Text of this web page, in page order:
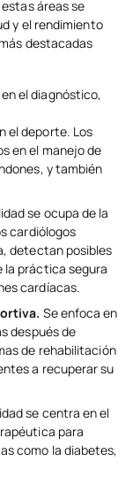
áreas se
y el rendimiento
destacadas
el diagnóstico,
el deporte. Los
en el manejo de
y también
se ocupa de la
cardiólogos
detectan posibles
la práctica segura
cardíacas.
Se enfoca en
después de
de rehabilitación
a recuperar su
se centra en el
para
como la diabetes,